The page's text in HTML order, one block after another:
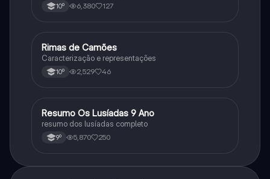
10º 6,380 127
Português
Rimas de Camões
Caracterização e representações
10º 2,529 46
Português
Resumo Os Lusíadas 9 Ano
resumo dos lusíadas completo
9º 5,870 250